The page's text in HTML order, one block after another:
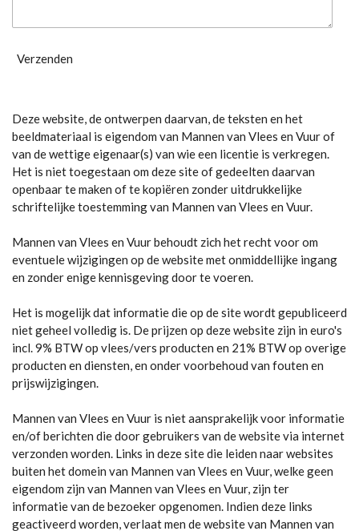
Verzenden
Deze website, de ontwerpen daarvan, de teksten en het
beeldmateriaal is eigendom van Mannen van Vlees en Vuur of
van de wettige eigenaar(s) van wie een licentie is verkregen.
Het is niet toegestaan om deze site of gedeelten daarvan
openbaar te maken of te kopiëren zonder uitdrukkelijke
schriftelijke toestemming van Mannen van Vlees en Vuur.
Mannen van Vlees en Vuur behoudt zich het recht voor om
eventuele wijzigingen op de website met onmiddellijke ingang
en zonder enige kennisgeving door te voeren.
Het is mogelijk dat informatie die op de site wordt gepubliceerd
niet geheel volledig is. De prijzen op deze website zijn in euro's
incl. 9% BTW op vlees/vers producten en 21% BTW op overige
producten en diensten, en onder voorbehoud van fouten en
prijswijzigingen.
Mannen van Vlees en Vuur is niet aansprakelijk voor informatie
en/of berichten die door gebruikers van de website via internet
verzonden worden. Links in deze site die leiden naar websites
buiten het domein van Mannen van Vlees en Vuur, welke geen
eigendom zijn van Mannen van Vlees en Vuur, zijn ter
informatie van de bezoeker opgenomen. Indien deze links
geactiveerd worden, verlaat men de website van Mannen van